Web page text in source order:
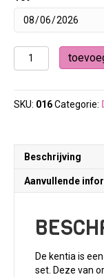
Kunstpalm
Kentia
170
cm
SKU: 016Categorie:
Beschrijving
Aanvullende
De kentia is
set. Deze van